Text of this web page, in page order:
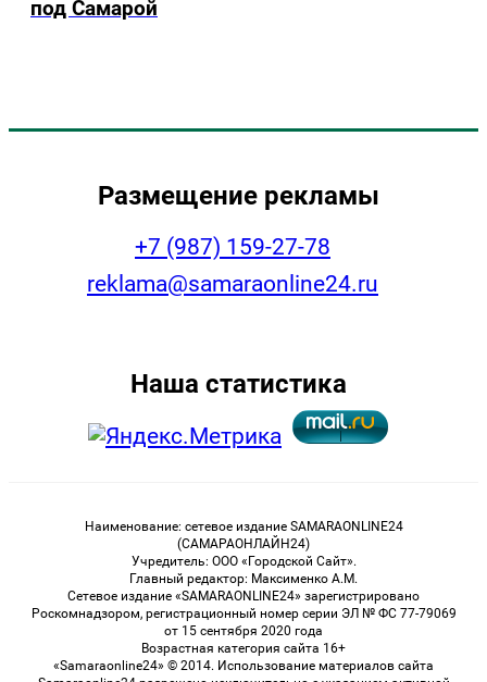
под Самарой
Размещение рекламы
+7 (987) 159-27-78
reklama@samaraonline24.ru
Наша статистика
Наименование: сетевое издание SAMARAONLINE24
(САМАРАОНЛАЙН24)
Учредитель: ООО «Городской Сайт».
Главный редактор: Максименко А.М.
Сетевое издание «SAMARAONLINE24» зарегистрировано
Роскомнадзором, регистрационный номер серии ЭЛ № ФС 77-79069
от 15 сентября 2020 года
Возрастная категория сайта 16+
«Samaraonline24» © 2014. Использование материалов сайта